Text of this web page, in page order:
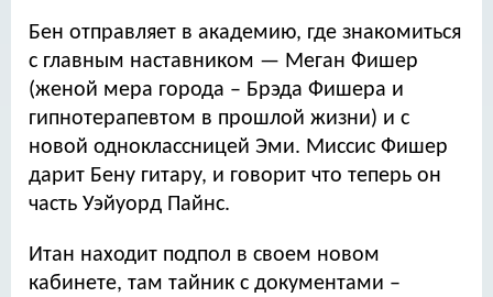
Бен отправляет в академию, где знакомиться
с главным наставником — Меган Фишер
(женой мера города – Брэда Фишера и
гипнотерапевтом в прошлой жизни) и с
новой одноклассницей Эми. Миссис Фишер
дарит Бену гитару, и говорит что теперь он
часть Уэйуорд Пайнс.
Итан находит подпол в своем новом
кабинете, там тайник с документами –